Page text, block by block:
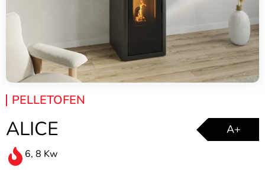
PELLETOFEN
ALICE A+
6, 8 Kw